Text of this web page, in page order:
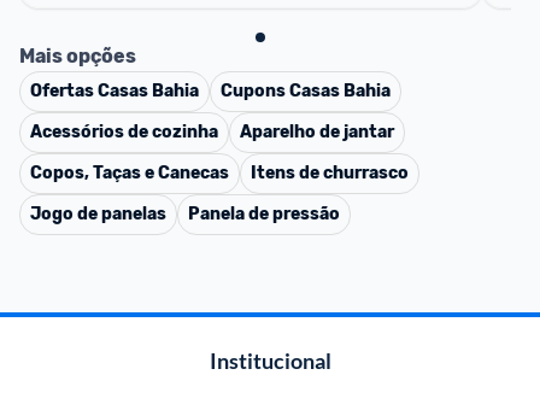
Mais opções
OfertasCasas Bahia CuponsCasas Bahia
Acessórios de cozinha
Aparelho de jantar
Copos, Taças e Canecas
Itens de churrasco
Jogo de panelas
Panela de pressão
Institucional